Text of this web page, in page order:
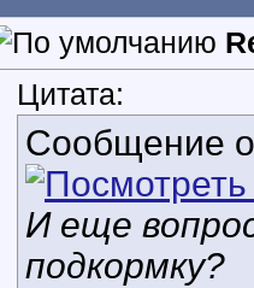
Цитата:
Сообщение
И еще
подкормку?